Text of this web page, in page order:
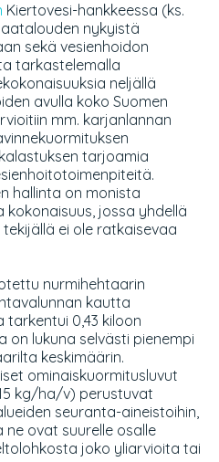
Kiertovesi-hankkeessa (ks.
nykyistä
sekä vesienhoidon
tarkastelemalla
neljällä
avulla koko Suomen
mm. karjanlannan
tarjoamia
hallinta on monista
jossa yhdellä
ei ole ratkaisevaa
nurmihehtaarin
kautta
0,43 kiloon
on lukuna selvästi pienempi
keskimäärin.
ominaiskuormitusluvut
kg/ha/v) perustuvat
seuranta-aineistoihin,
ne ovat suurelle osalle
joko yliarvioita tai